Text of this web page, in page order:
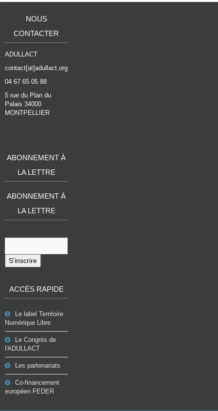
NOUS
CONTACTER
ADULLACT
contact[at]adullact.org
04 67 65 05 88
5 rue du Plan du
Palais 34000
MONTPELLIER
ABONNEMENT À
LA LETTRE
ABONNEMENT À
LA LETTRE
S'inscrire
ACCÈS RAPIDE
Le label Territoire
Numérique Libre
Le Congrès de
l'ADULLACT
Les partenariats
Co-financement
européen FEDER